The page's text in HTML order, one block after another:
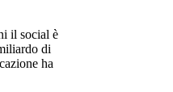
il social è
di
ha